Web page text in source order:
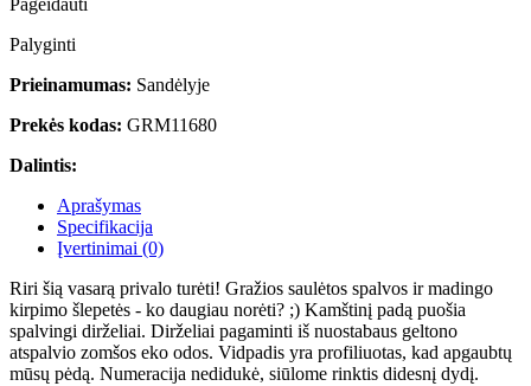
Pageidauti
Palyginti
Prieinamumas: Sandėlyje
Prekės kodas: GRM11680
Dalintis:
Aprašymas
Specifikacija
Įvertinimai (0)
Riri šią vasarą privalo turėti! Gražios saulėtos spalvos ir madingo
kirpimo šlepetės - ko daugiau norėti? ;) Kamštinį padą puošia
spalvingi dirželiai. Dirželiai pagaminti iš nuostabaus geltono
atspalvio zomšos eko odos. Vidpadis yra profiliuotas, kad apgaubtų
mūsų pėdą. Numeracija nedidukė, siūlome rinktis didesnį dydį.